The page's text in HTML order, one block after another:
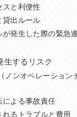
と利便性
貸出ルール
発生した際の緊急
生するリスク
ノンオペレーション
よる事故責任
るトラブルと費用